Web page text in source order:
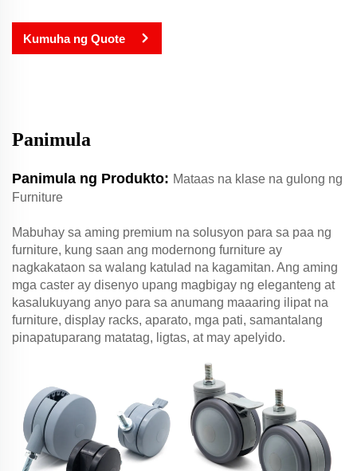
Kumuha ng Quote
Panimula
Panimula ng Produkto: Mataas na klase na gulong ng
Furniture
Mabuhay sa aming premium na solusyon para sa paa ng
furniture, kung saan ang modernong furniture ay
nagkakataon sa walang katulad na kagamitan. Ang aming
mga caster ay disenyo upang magbigay ng eleganteng at
kasalukuyang anyo para sa anumang maaaring ilipat na
furniture, display racks, aparato, mga pati, samantalang
pinapatuparang matatag, ligtas, at may apelyido.